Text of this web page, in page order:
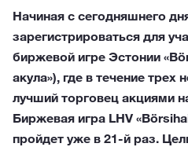
Начиная с сегодняшнего
зарегистрироваться для
биржевой игре Эстонии
акула»), где в течение трех
лучший торговец акциями
Биржевая игра LHV
пройдет уже в 21-й раз.